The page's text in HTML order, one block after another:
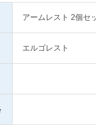
アームレスト 2個セ
エルゴレスト